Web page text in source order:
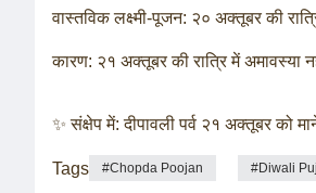
वास्तविक लक्ष्मी-पूजन: २० अक्तूबर की
कारण: २१ अक्तूबर की रात्रि में अमावस्या
✨ संक्षेप में: दीपावली पर्व २१ अक्तूबर को
Tags Chopda Poojan Diwali